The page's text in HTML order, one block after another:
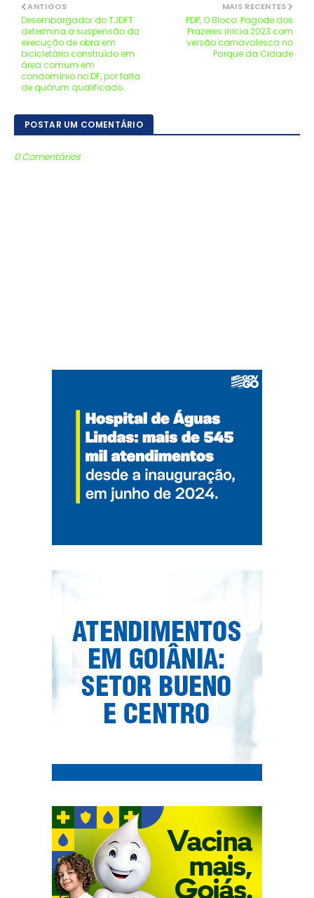
MAIS RECENTES
PDP, O Bloco: Pagode dos
Prazeres inicia 2023 com
versão carnavalesca no
Parque da Cidade
ANTIGOS
Desembargador do TJDFT
determina a suspensão da
execução de obra em
bicicletário construído em
área comum em
condomínio no DF, por falta
de quórum qualificado.
POSTAR UM COMENTÁRIO
0 Comentários